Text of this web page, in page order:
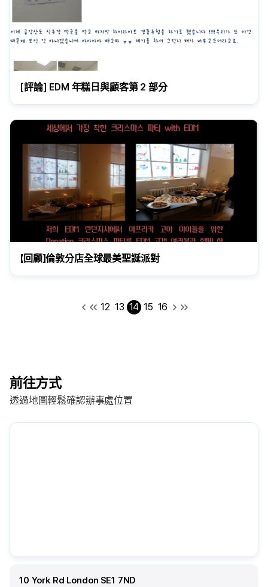
[評論] EDM 年糕日與顧客第 2 部分
【回顧】倫敦分店全球最美聖誕派對
12 13 14 15 16
前往方式
透過地圖輕鬆確認辦事處位置
10 York Rd London SE1 7ND